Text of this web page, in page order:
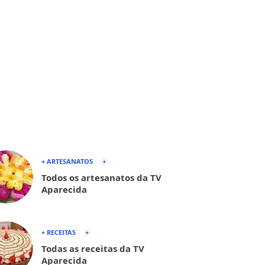
+ ARTESANATOS
Todos os artesanatos da TV
Aparecida
+ RECEITAS
Todas as receitas da TV
Aparecida